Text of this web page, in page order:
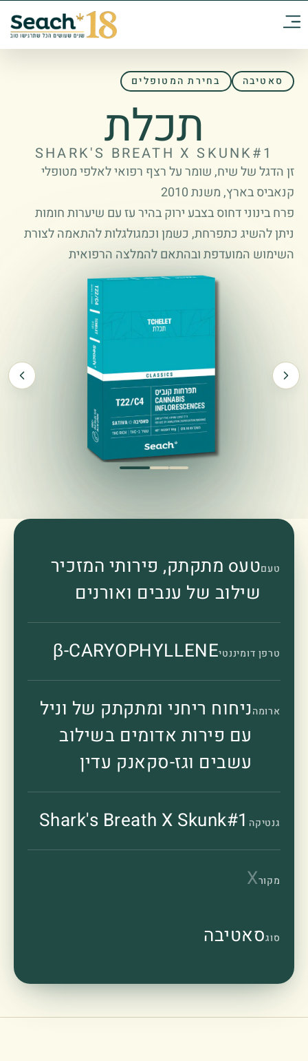
סאטיבה בחירת המטופלים
תכלת
SHARK'S BREATH X SKUNK#1
הדגל של שיח, שומר על רצף רפואי לאלפי מטופלי
בארץ, משנת 2010
בינוני דחוס בצבע ירוק בהיר עז עם שיערות חומות
להשיג כתפרחת, כשמן וכמגולגלות להתאמה לצורת
המועדפת ובהתאם להמלצה הרפואית
טעo מתקתק, פירותי המזכיר
שילוב של ענבים ואורנים
טרפן דומיננטיβ-CARYOPHYLLENE
ארומהניחוח ריחני ומתקתק של וניל
עם פירות אדומים בשילוב
עשבים וגז-סקאנק עדין
גנטיקהShark's Breath X Skunk#1
X
סאטיבה